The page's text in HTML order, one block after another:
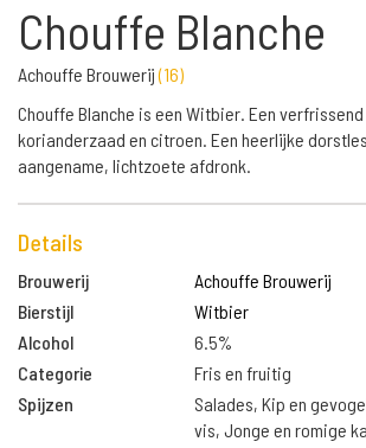
Chouffe Blanche
Achouffe Brouwerij(16)
Chouffe Blanche is een Witbier. Een
korianderzaad en citroen. Een heerlijke
aangename, lichtzoete afdronk.
Details
Brouwerij
Achouffe Brouwerij
Bierstijl
Witbier
Alcohol
6.5%
Categorie
Fris en fruitig
Spijzen
Salades, Kip en
vis, Jonge en romige